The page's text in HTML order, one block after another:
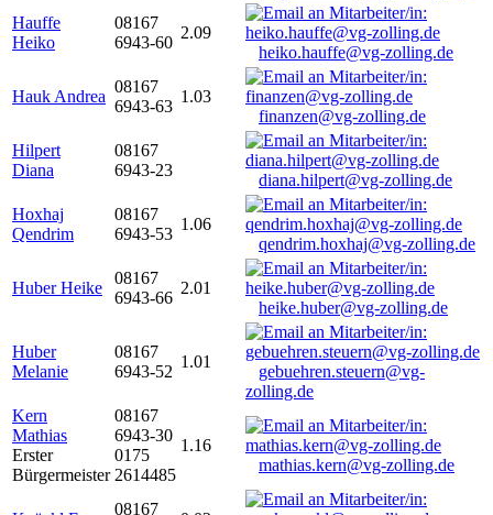
Hauffe
Heiko
08167
6943-60
2.09
heiko.hauffe@vg-zolling.de
Hauk Andrea
08167
6943-63
1.03
finanzen@vg-zolling.de
Hilpert
Diana
08167
6943-23
diana.hilpert@vg-zolling.de
Hoxhaj
Qendrim
08167
6943-53
1.06
qendrim.hoxhaj@vg-zolling.de
Huber Heike
08167
6943-66
2.01
heike.huber@vg-zolling.de
Huber
Melanie
08167
6943-52
1.01
gebuehren.steuern@vg-
zolling.de
Kern
Mathias
Erster
Bürgermeister
08167
6943-30
0175
2614485
1.16
mathias.kern@vg-zolling.de
08167